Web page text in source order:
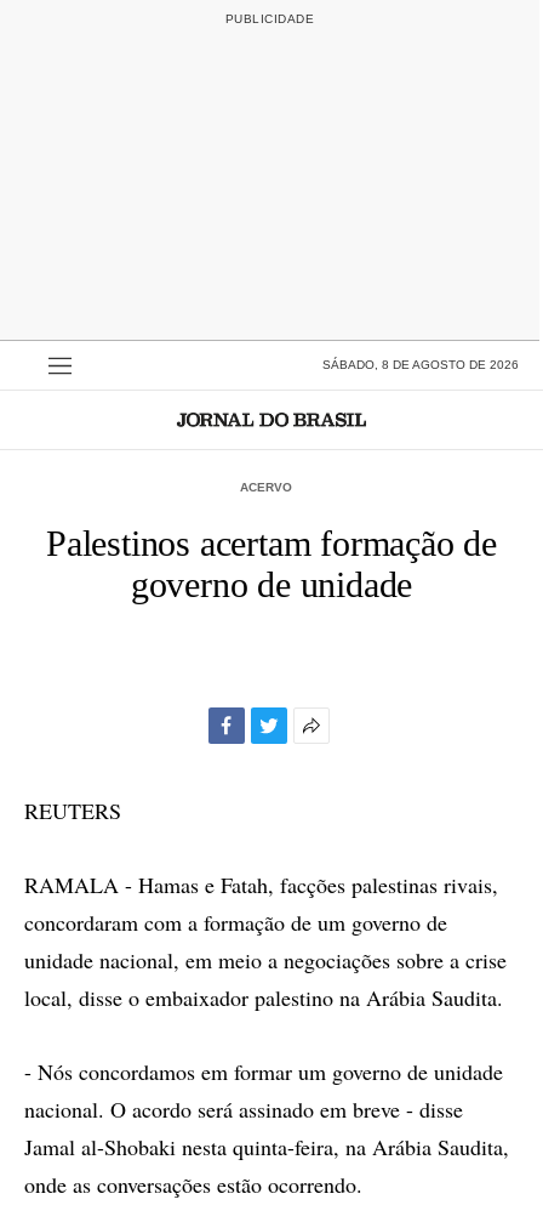
SÁBADO, 8 DE AGOSTO DE 2026
ACERVO
Palestinos acertam formação de
governo de unidade
REUTERS
RAMALA - Hamas e Fatah, facções palestinas rivais,
concordaram com a formação de um governo de
unidade nacional, em meio a negociações sobre a crise
local, disse o embaixador palestino na Arábia Saudita.
- Nós concordamos em formar um governo de unidade
nacional. O acordo será assinado em breve - disse
Jamal al-Shobaki nesta quinta-feira, na Arábia Saudita,
onde as conversações estão ocorrendo.